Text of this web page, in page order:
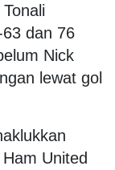
dan 76
Nick
lewat gol
United